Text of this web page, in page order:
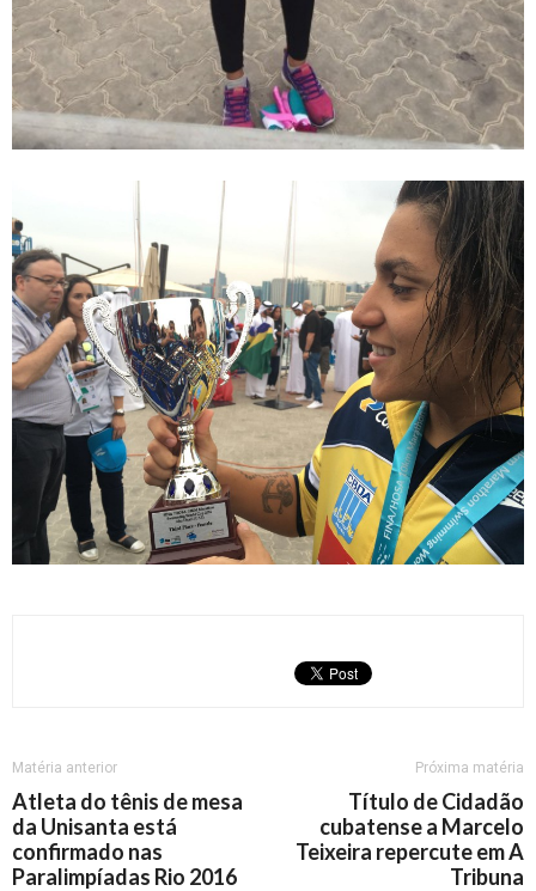
Matéria anterior
Atleta do tênis de mesa
da Unisanta está
confirmado nas
Paralimpíadas Rio 2016
Próxima matéria
Título de Cidadão
cubatense a Marcelo
Teixeira repercute em A
Tribuna